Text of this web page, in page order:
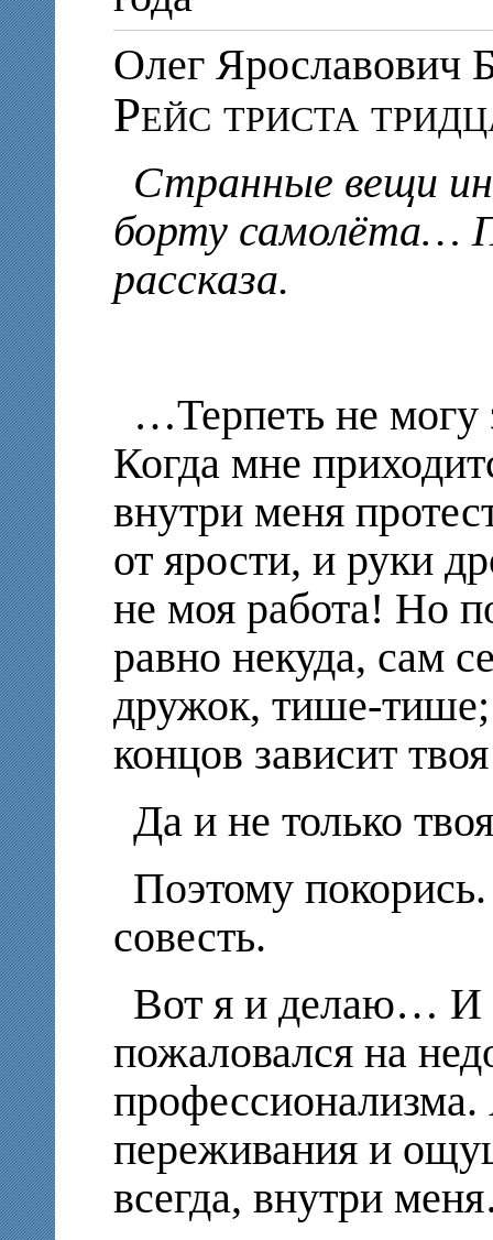
Олег
Рейс триста
Странные вещи
борту самолёта…
рассказа.
…Терпеть не могу
Когда мне
внутри меня
от ярости, и руки
не моя работа! Но
равно некуда, сам
дружок, тише-тише;
концов зависит
Да и не только
Поэтому
совесть.
Вот я и делаю… И
пожаловался на
переживания и
всегда, внутри